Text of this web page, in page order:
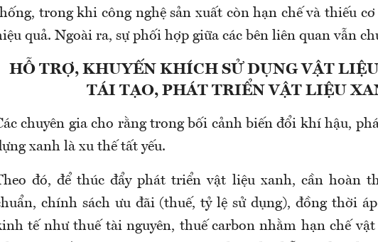
trong khi công nghệ sản xuất còn hạn chế và thiếu
quả. Ngoài ra, sự phối hợp giữa các bên liên quan vẫn
HỖ TRỢ, KHUYẾN KHÍCH SỬ DỤNG VẬT
TÁI TẠO, PHÁT TRIỂN VẬT LIỆU
chuyên gia cho rằng trong bối cảnh biến đổi khí hậu,
xanh là xu thế tất yếu.
đó, để thúc đẩy phát triển vật liệu xanh, cần hoàn
chính sách ưu đãi (thuế, tỷ lệ sử dụng), đồng thời
tế như thuế tài nguyên, thuế carbon nhằm hạn chế